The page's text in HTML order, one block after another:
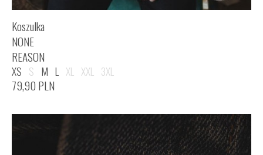
Koszulka
NONE
REASON
XS S M L XL XXL 3XL
79,90 PLN